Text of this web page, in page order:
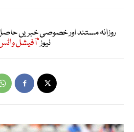
روزانہ مستند اور خصوصی خبریں
نیوز"آفیشل